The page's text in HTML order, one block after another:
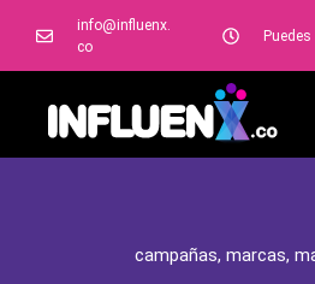
info@influenx.
co
campañas, marcas,